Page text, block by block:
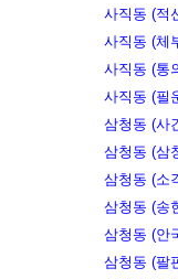
사직동 (적
사직동 (체
사직동 (통
사직동 (필
삼청동 (사
삼청동 (삼
삼청동 (소
삼청동 (송
삼청동 (안
삼청동 (팔